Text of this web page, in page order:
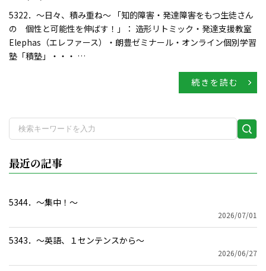
5322．～日々、積み重ね〜 「知的障害・発達障害をもつ生徒さん
の 個性と可能性を伸ばす！」： 造形リトミック・発達支援教室
Elephas（エレファース）・朗豊ゼミナール・オンライン個別学習
塾「積塾」・・・ …
続きを読む
検
最近の記事
5344．～集中！〜
2026/07/01
5343．～英語、１センテンスから〜
2026/06/27